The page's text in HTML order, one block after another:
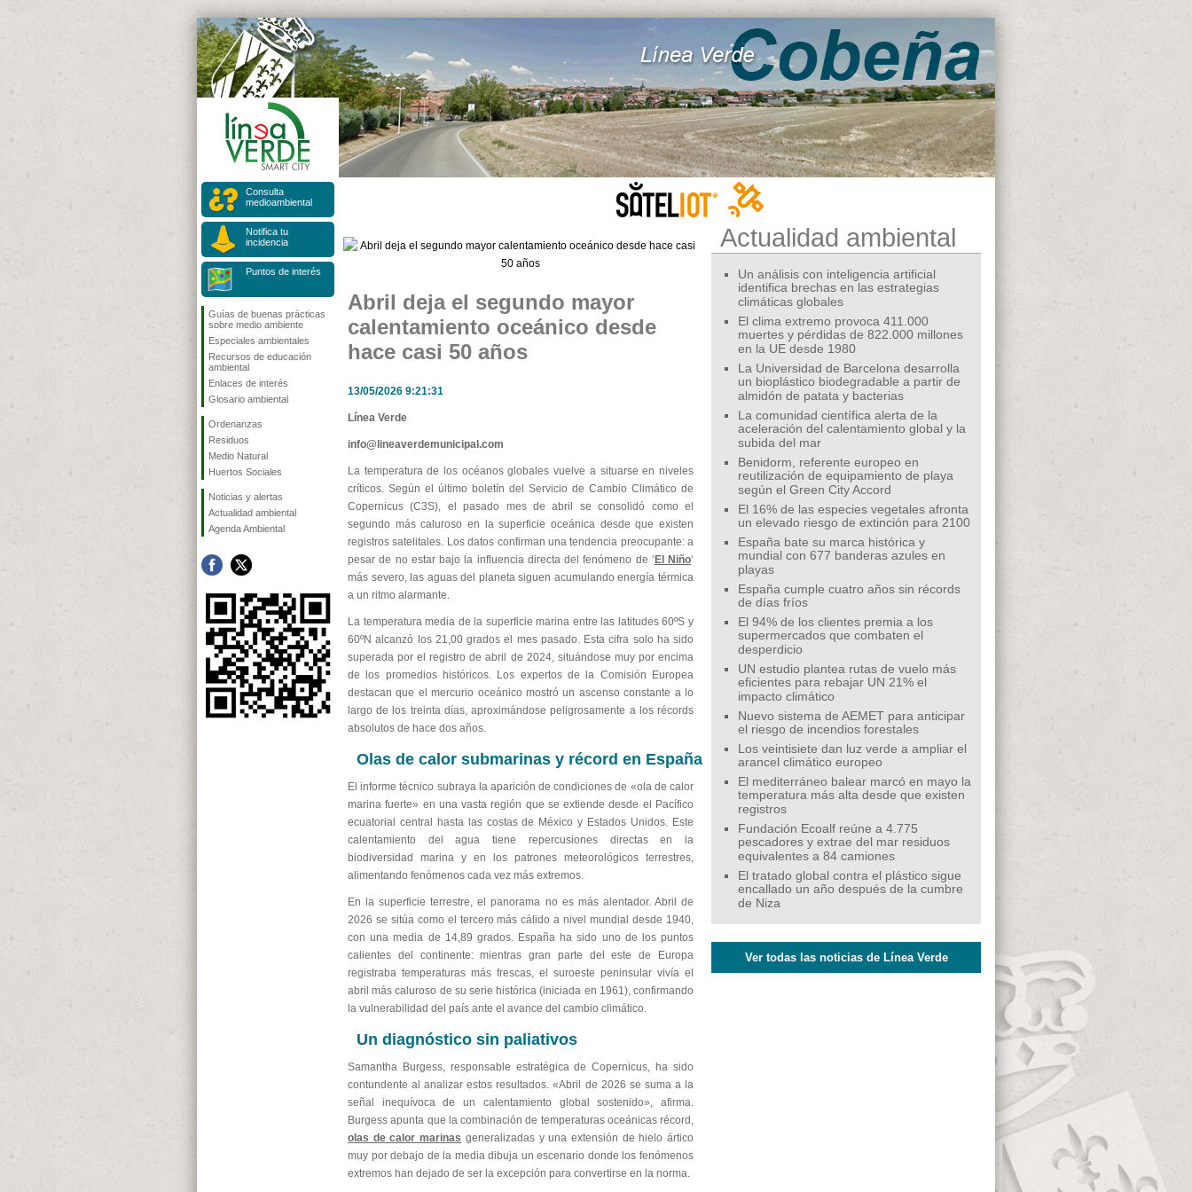
Consulta
medioambiental
Notifica tu
incidencia
Puntos de interés
Guías de buenas prácticas
sobre medio ambiente
Especiales ambientales
Recursos de educación
ambiental
Enlaces de interés
Glosario ambiental
Ordenanzas
Residuos
Medio Natural
Huertos Sociales
Noticias y alertas
Actualidad ambiental
Agenda Ambiental
Abril deja el segundo mayor
calentamiento oceánico desde
hace casi 50 años
13/05/2026 9:21:31
Línea Verde
info@lineaverdemunicipal.com
La temperatura de los océanos globales vuelve a situarse en niveles
críticos. Según el último boletín del Servicio de Cambio Climático de
Copernicus (C3S), el pasado mes de abril se consolidó como el
segundo más caluroso en la superficie oceánica desde que existen
registros satelitales. Los datos confirman una tendencia preocupante: a
pesar de no estar bajo la influencia directa del fenómeno de ‘ El Niño‘
más severo, las aguas del planeta siguen acumulando energía térmica
a un ritmo alarmante.
La temperatura media de la superficie marina entre las latitudes 60ºS y
60ºN alcanzó los 21,00 grados el mes pasado. Esta cifra solo ha sido
superada por el registro de abril de 2024, situándose muy por encima
de los promedios históricos. Los expertos de la Comisión Europea
destacan que el mercurio oceánico mostró un ascenso constante a lo
largo de los treinta días, aproximándose peligrosamente a los récords
absolutos de hace dos años.
Olas de calor submarinas y récord en España
El informe técnico subraya la aparición de condiciones de «ola de calor
marina fuerte» en una vasta región que se extiende desde el Pacífico
ecuatorial central hasta las costas de México y Estados Unidos. Este
calentamiento del agua tiene repercusiones directas en la
biodiversidad marina y en los patrones meteorológicos terrestres,
alimentando fenómenos cada vez más extremos.
En la superficie terrestre, el panorama no es más alentador. Abril de
2026 se sitúa como el tercero más cálido a nivel mundial desde 1940,
con una media de 14,89 grados. España ha sido uno de los puntos
calientes del continente: mientras gran parte del este de Europa
registraba temperaturas más frescas, el suroeste peninsular vivía el
abril más caluroso de su serie histórica (iniciada en 1961), confirmando
la vulnerabilidad del país ante el avance del cambio climático.
Un diagnóstico sin paliativos
Samantha Burgess, responsable estratégica de Copernicus, ha sido
contundente al analizar estos resultados. «Abril de 2026 se suma a la
señal inequívoca de un calentamiento global sostenido», afirma.
Burgess apunta que la combinación de temperaturas oceánicas récord,
olas de calor marinas generalizadas y una extensión de hielo ártico
muy por debajo de la media dibuja un escenario donde los fenómenos
extremos han dejado de ser la excepción para convertirse en la norma.
Actualidad ambiental
Un análisis con inteligencia artificial
identifica brechas en las estrategias
climáticas globales
El clima extremo provoca 411.000
muertes y pérdidas de 822.000 millones
en la UE desde 1980
La Universidad de Barcelona desarrolla
un bioplástico biodegradable a partir de
almidón de patata y bacterias
La comunidad científica alerta de la
aceleración del calentamiento global y la
subida del mar
Benidorm, referente europeo en
reutilización de equipamiento de playa
según el Green City Accord
El 16% de las especies vegetales afronta
un elevado riesgo de extinción para 2100
España bate su marca histórica y
mundial con 677 banderas azules en
playas
España cumple cuatro años sin récords
de días fríos
El 94% de los clientes premia a los
supermercados que combaten el
desperdicio
UN estudio plantea rutas de vuelo más
eficientes para rebajar UN 21% el
impacto climático
Nuevo sistema de AEMET para anticipar
el riesgo de incendios forestales
Los veintisiete dan luz verde a ampliar el
arancel climático europeo
El mediterráneo balear marcó en mayo la
temperatura más alta desde que existen
registros
Fundación Ecoalf reúne a 4.775
pescadores y extrae del mar residuos
equivalentes a 84 camiones
El tratado global contra el plástico sigue
encallado un año después de la cumbre
de Niza
Ver todas las noticias de Línea Verde